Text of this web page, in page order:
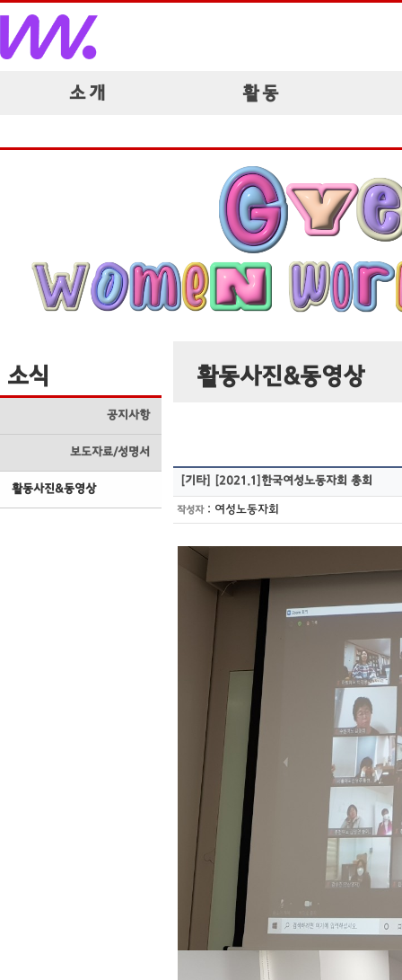
소 개 활 동
소식
공지사항
보도자료/성명서
활동사진&동영상
활동사진&동영상
[기타] [2021.1]한국여성노동자회 총회
작성자: 여성노동자회